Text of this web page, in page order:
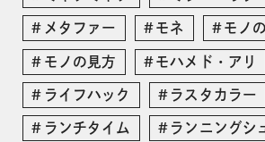
メタファー モネ モノ
モノの見方 モハメド・アリ
ライフハック ラスタカラー
ランチタイム ランニングシ